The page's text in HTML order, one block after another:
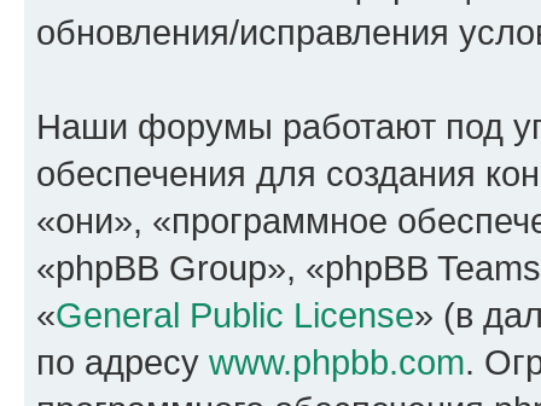
обновления/исправления
Наши форумы работают под
обеспечения для создания
«они», «программное
«phpBB Group», «phpBB
«General Public License» (в
по адресу www.phpbb.com.